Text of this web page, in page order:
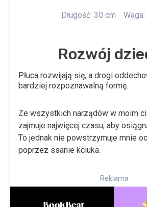
Długość: 30 cm
Rozwój
Płuca rozwijają się, a drogi
bardziej rozpoznawalną formę.
Ze wszystkich narządów w moim
zajmuje najwięcej czasu, aby
To jednak nie powstrzymuje mnie
poprzez ssanie kciuka.
Reklama